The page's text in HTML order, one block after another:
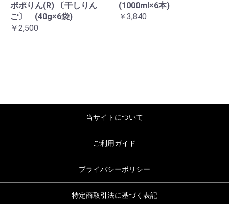
ポポりん(R) 〔干しりん
ご〕 (40g×6袋)
￥2,500
(1000ml×6本)
￥3,840
当サイトについて
ご利用ガイド
プライバシーポリシー
特定商取引法に基づく表記